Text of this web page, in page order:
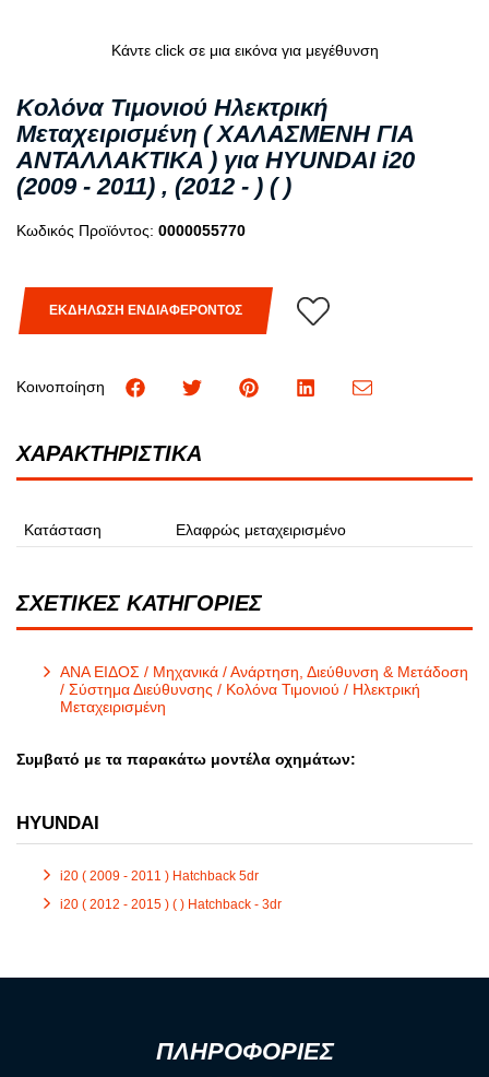
Κάντε click σε μια εικόνα για μεγέθυνση
Κολόνα Τιμονιού Ηλεκτρική
Μεταχειρισμένη ( ΧΑΛΑΣΜΕΝΗ ΓΙΑ
ΑΝΤΑΛΛΑΚΤΙΚΑ ) για HYUNDAI i20
(2009 - 2011) , (2012 - ) ( )
Κωδικός Προϊόντος: 0000055770
ΕΚΔΗΛΩΣΗ ΕΝΔΙΑΦΕΡΟΝΤΟΣ
Κοινοποίηση
ΧΑΡΑΚΤΗΡΙΣΤΙΚΑ
Κατάσταση Ελαφρώς μεταχειρισμένο
ΣΧΕΤΙΚΕΣ ΚΑΤΗΓΟΡΙΕΣ
ΑΝΑ ΕΙΔΟΣ / Μηχανικά / Ανάρτηση, Διεύθυνση & Μετάδοση
/ Σύστημα Διεύθυνσης / Κολόνα Τιμονιού / Ηλεκτρική
Μεταχειρισμένη
Συμβατό με τα παρακάτω μοντέλα οχημάτων:
HYUNDAI
i20 ( 2009 - 2011 ) Hatchback 5dr
i20 ( 2012 - 2015 ) ( ) Hatchback - 3dr
ΠΛΗΡΟΦΟΡΙΕΣ